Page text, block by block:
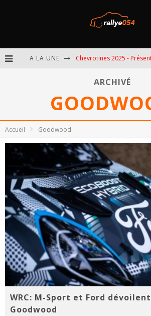
A LA UNE
ARCHIVÉ
Accueil Goodwood
WRC: M-Sport et Ford
Goodwood